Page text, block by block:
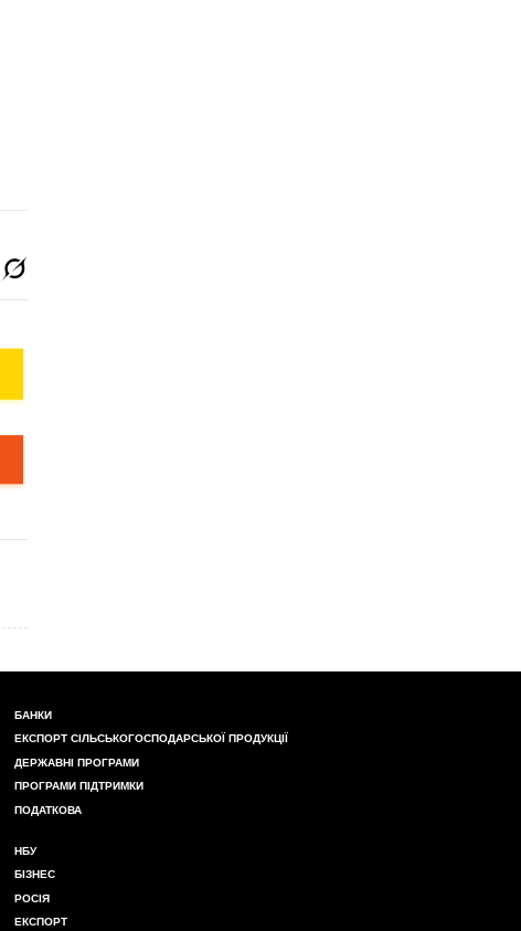
БАНКИ
ЕКСПОРТ СІЛЬСЬКОГОСПОДАРСЬКОЇ ПРОДУКЦІЇ
ДЕРЖАВНІ ПРОГРАМИ
ПРОГРАМИ ПІДТРИМКИ
ПОДАТКОВА
НБУ
БІЗНЕС
РОСІЯ
ЕКСПОРТ